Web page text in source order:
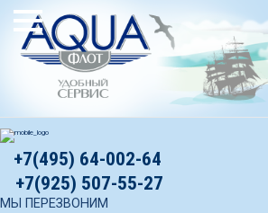
+7(495) 64-002-64
+7(925) 507-55-27
МЫ ПЕРЕЗВОНИМ